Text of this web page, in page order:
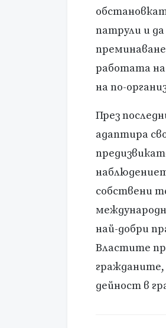
патрули и
работата
на по-
През
адаптира
собствени
най-добри
Властите
гражданите,
дейност в